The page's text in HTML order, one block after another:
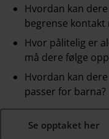
Hvordan kan
begrense
Hvor pålitelig er
må dere følge
Hvordan kan
passer for barna?
Se opptaket her